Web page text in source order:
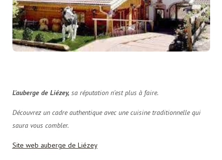
L'auberge de Liézey,sa réputation n'est plus à faire.
Découvrez un cadre authentique avec une cuisine traditionnelle qui
saura vous combler.
Site web auberge de Liézey